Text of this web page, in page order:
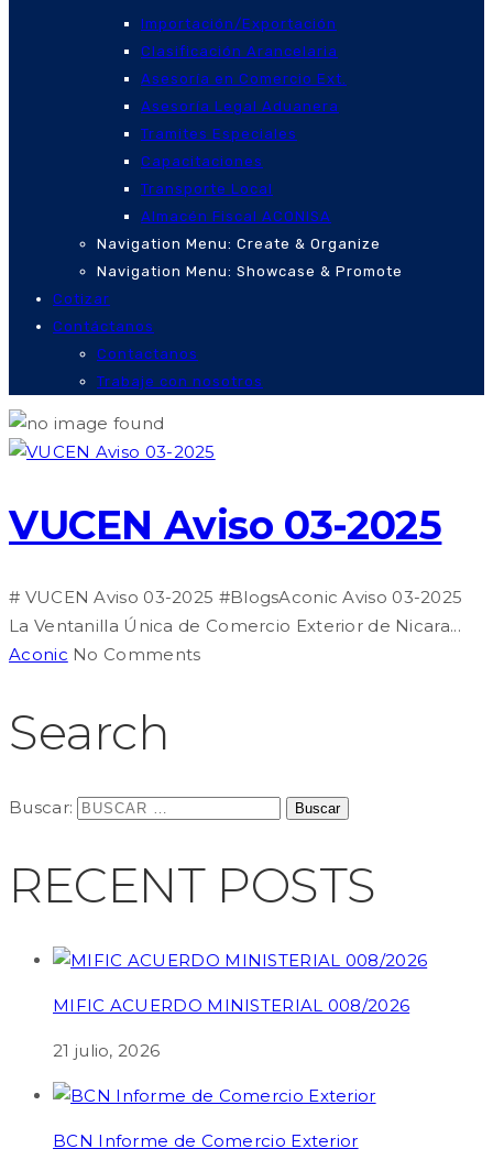
Importación/Exportación
Clasificación Arancelaria
Asesoría en Comercio Ext.
Asesoría Legal Aduanera
Tramites Especiales
Capacitaciones
Transporte Local
Almacén Fiscal ACONISA
Navigation Menu: Create & Organize
Navigation Menu: Showcase & Promote
Cotizar
Contáctanos
Contactanos
Trabaje con nosotros
VUCEN Aviso 03-2025
# VUCEN Aviso 03-2025 #BlogsAconic Aviso 03-2025
La Ventanilla Única de Comercio Exterior de Nicara...
Aconic No Comments
Search
Buscar:
RECENT POSTS
MIFIC ACUERDO MINISTERIAL 008/2026
21 julio, 2026
BCN Informe de Comercio Exterior